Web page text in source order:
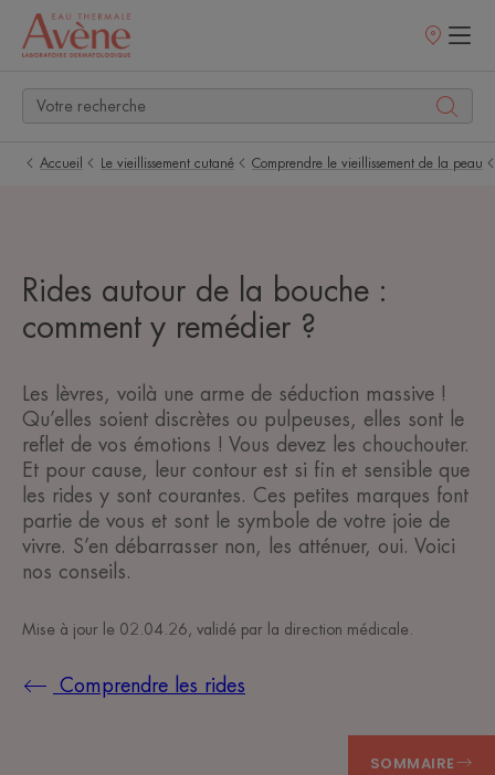
Points
Accueil Le vieillissement cutané Comprendre le vieillissement de la peau
Rides autour de la bouche :
comment y remédier ?
Les lèvres, voilà une arme de séduction massive !
Qu’elles soient discrètes ou pulpeuses, elles sont le
reflet de vos émotions ! Vous devez les chouchouter.
Et pour cause, leur contour est si fin et sensible que
les rides y sont courantes. Ces petites marques font
partie de vous et sont le symbole de votre joie de
vivre. S’en débarrasser non, les atténuer, oui. Voici
nos conseils.
Mise à jour le 02.04.26 , validé par la direction médicale
Comprendre les rides
SOMMAIRE